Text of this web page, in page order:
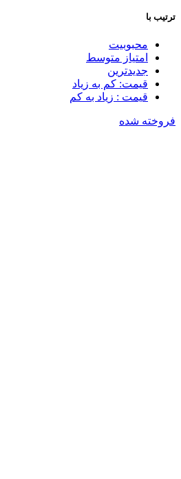
ترتیب با
محبوبیت
امتیاز متوسط
جدیدترین
قیمت: کم به زیاد
قیمت : زیاد به کم
فروخته شده